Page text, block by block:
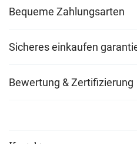
Bequeme Zahlungsarten
Sicheres einkaufen
Bewertung & Zertifizierung